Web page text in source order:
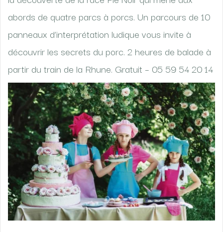
abords de quatre parcs à porcs. Un parcours de 10
panneaux d’interprétation ludique vous invite à
découvrir les secrets du porc. 2 heures de balade à
partir du train de la Rhune. Gratuit – 05 59 54 20 14